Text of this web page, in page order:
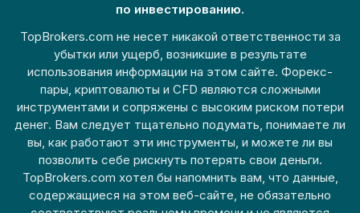
по инвестированию.
TopBrokers.com не несет никакой ответственности за
убытки или ущерб, возникшие в результате
использования информации на этом сайте. Форекс-
пары, криптовалюты и CFD являются сложными
инструментами и сопряжены с высоким риском потери
денег. Вам следует тщательно подумать, понимаете ли
вы, как работают эти инструменты, и можете ли вы
позволить себе рискнуть потерять свои деньги.
TopBrokers.com хотел бы напомнить вам, что данные,
содержащиеся на этом веб-сайте, не обязательно